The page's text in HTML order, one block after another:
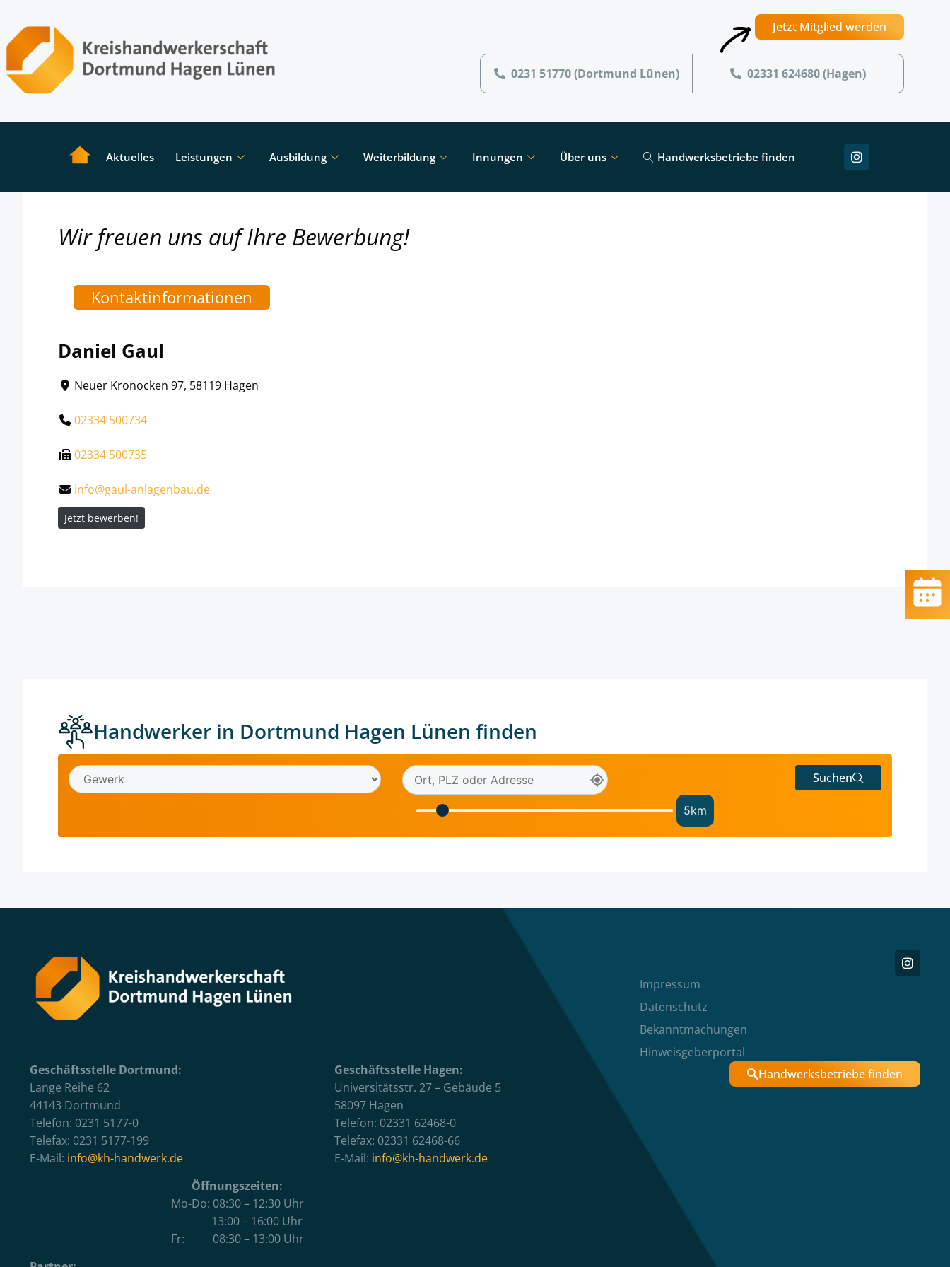
Jetzt Mitglied werden
0231 51770 (Dortmund Lünen) 02331 624680 (Hagen)
Aktuelles Leistungen Ausbildung Weiterbildung Innungen Über uns Handwerksbetriebe finden
Wir freuen uns auf Ihre Bewerbung!
Kontaktinformationen
Daniel Gaul
Neuer Kronocken 97, 58119 Hagen
02334 500734
02334 500735
info@gaul-anlagenbau.de
Jetzt bewerben!
Handwerker in Dortmund Hagen Lünen finden
5km
Suchen
Impressum
Datenschutz
Bekanntmachungen
Hinweisgeberportal
Geschäftsstelle Dortmund:
Lange Reihe 62
44143 Dortmund
Telefon: 0231 5177-0
Telefax: 0231 5177-199
E-Mail: info@kh-handwerk.de
Geschäftsstelle Hagen:
Universitätsstr. 27 – Gebäude 5
58097 Hagen
Telefon: 02331 62468-0
Telefax: 02331 62468-66
E-Mail: info@kh-handwerk.de
Handwerksbetriebe finden
Öffnungszeiten:
Mo-Do: 08:30 – 12:30 Uhr
13:00 – 16:00 Uhr
Fr: 08:30 – 13:00 Uhr